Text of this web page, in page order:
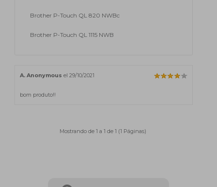
Brother P-Touch QL 820 NWBc
Brother P-Touch QL 1115 NWB
A. Anonymous el 29/10/2021
bom produto!!
Mostrando de 1 a 1 de 1 (1 Páginas)